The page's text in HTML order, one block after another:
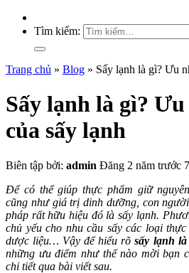
Tìm kiếm:
Trang chủ » Blog » Sấy lạnh là gì? Ưu
Sấy lạnh là gì?
của sấy lạnh
Biên tập bởi: admin Đăng 2 năm trước
Để có thể giúp thực phẩm giữ
cũng như giá trị dinh dưỡng, con
pháp rất hữu hiệu đó là sấy lạnh.
chủ yếu cho nhu cầu sấy các loại thực
dược liệu… Vậy để hiểu rõsấy lạnh
những ưu điểm như thế nào mời bạn
chi tiết qua bài viết sau.